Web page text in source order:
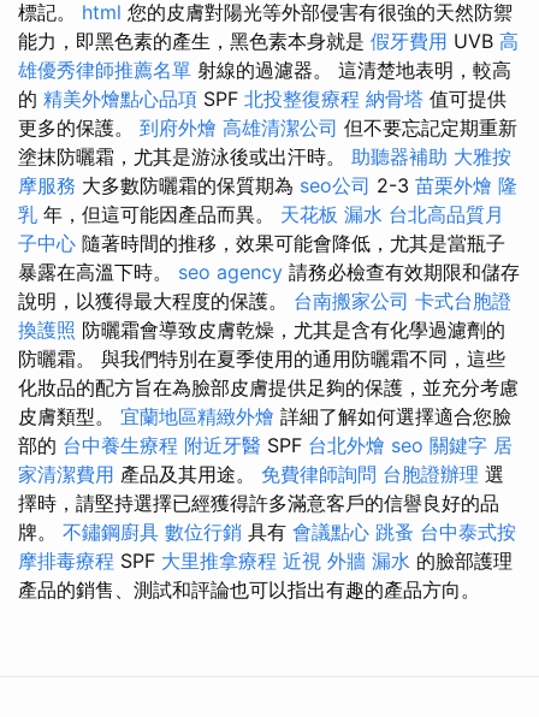
標記。 html 您的皮膚對陽光等外部侵害有很強的天然防禦
能力，即黑色素的產生，黑色素本身就是 假牙費用 UVB 高
雄優秀律師推薦名單 射線的過濾器。 這清楚地表明，較高
的 精美外燴點心品項 SPF 北投整復療程 納骨塔 值可提供
更多的保護。 到府外燴 高雄清潔公司 但不要忘記定期重新
塗抹防曬霜，尤其是游泳後或出汗時。 助聽器補助 大雅按
摩服務 大多數防曬霜的保質期為 seo公司 2-3 苗栗外燴 隆
乳 年，但這可能因產品而異。 天花板 漏水 台北高品質月
子中心 隨著時間的推移，效果可能會降低，尤其是當瓶子
暴露在高溫下時。 seo agency 請務必檢查有效期限和儲存
說明，以獲得最大程度的保護。 台南搬家公司 卡式台胞證
換護照 防曬霜會導致皮膚乾燥，尤其是含有化學過濾劑的
防曬霜。 與我們特別在夏季使用的通用防曬霜不同，這些
化妝品的配方旨在為臉部皮膚提供足夠的保護，並充分考慮
皮膚類型。 宜蘭地區精緻外燴 詳細了解如何選擇適合您臉
部的 台中養生療程 附近牙醫 SPF 台北外燴 seo 關鍵字 居
家清潔費用 產品及其用途。 免費律師詢問 台胞證辦理 選
擇時，請堅持選擇已經獲得許多滿意客戶的信譽良好的品
牌。 不鏽鋼廚具 數位行銷 具有 會議點心 跳蚤 台中泰式按
摩排毒療程 SPF 大里推拿療程 近視 外牆 漏水 的臉部護理
產品的銷售、測試和評論也可以指出有趣的產品方向。